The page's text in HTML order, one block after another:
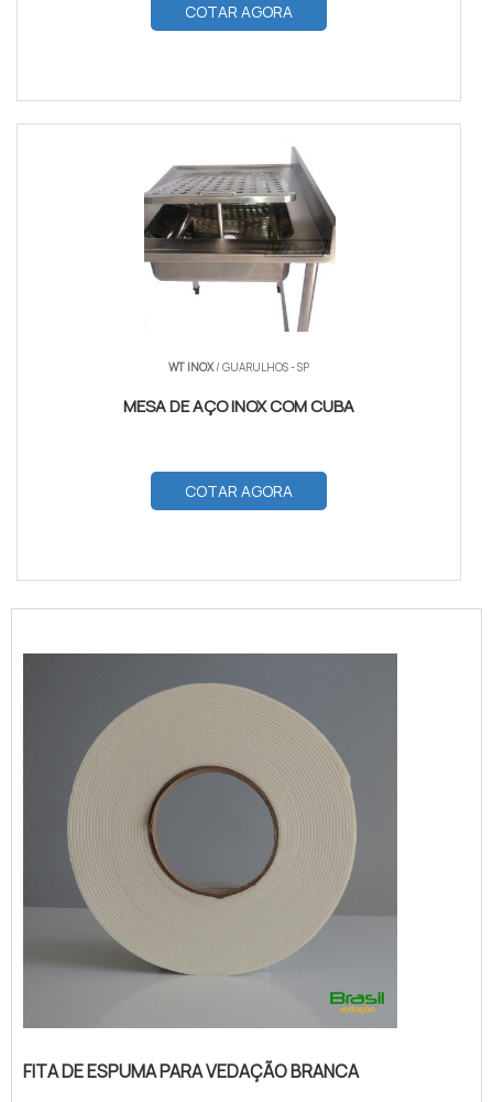
COTAR AGORA
WT INOX/ GUARULHOS - SP
MESA DE AÇO INOX COM CUBA
COTAR AGORA
FITA DE ESPUMA PARA VEDAÇÃO BRANCA